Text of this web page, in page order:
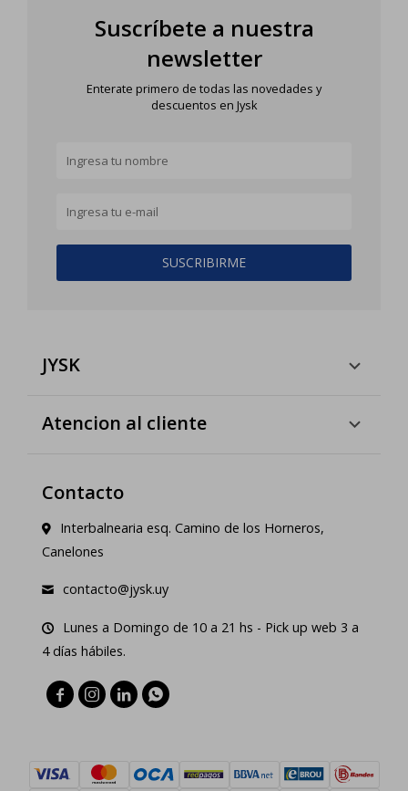
Suscríbete a nuestra
newsletter
Enterate primero de todas las novedades y
descuentos en Jysk
SUSCRIBIRME
JYSK
Atencion al cliente
Contacto
Interbalnearia esq. Camino de los Horneros,
Canelones
contacto@jysk.uy
Lunes a Domingo de 10 a 21 hs - Pick up web 3 a
4 días hábiles.
   